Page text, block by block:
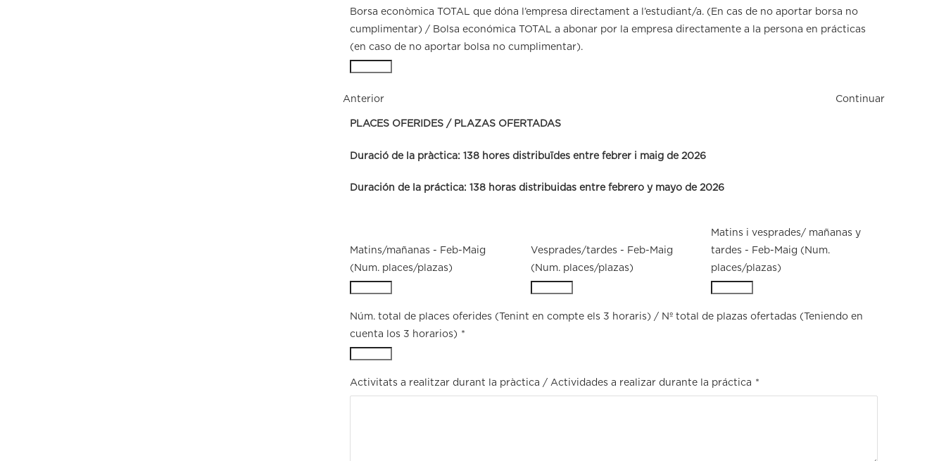
Borsa econòmica TOTAL que dóna l’empresa directament a l’estudiant/a. (En cas de no aportar borsa no
cumplimentar) / Bolsa económica TOTAL a abonar por la empresa directamente a la persona en prácticas
(en caso de no aportar bolsa no cumplimentar).
Anterior Continuar
PLACES OFERIDES / PLAZAS OFERTADAS
Duració de la pràctica: 138 hores distribuïdes entre febrer i maig de 2026
Duración de la práctica: 138 horas distribuidas entre febrero y mayo de 2026
Matins/mañanas - Feb-Maig
(Num. places/plazas)
Vesprades/tardes - Feb-Maig
(Num. places/plazas)
Matins i vesprades/ mañanas y
tardes - Feb-Maig (Num.
places/plazas)
Núm. total de places oferides (Tenint en compte els 3 horaris) / Nº total de plazas ofertadas (Teniendo en
cuenta los 3 horarios) *
Activitats a realitzar durant la pràctica / Actividades a realizar durante la práctica *